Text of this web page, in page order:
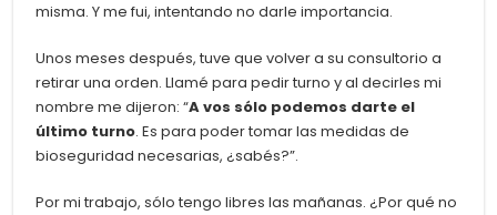
misma. Y me fui, intentando no darle importancia.
Unos meses después, tuve que volver a su consultorio a
retirar una orden. Llamé para pedir turno y al decirles mi
nombre me dijeron: “A vos sólo podemos darte el
último turno. Es para poder tomar las medidas de
bioseguridad necesarias, ¿sabés?”.
Por mi trabajo, sólo tengo libres las mañanas. ¿Por qué no